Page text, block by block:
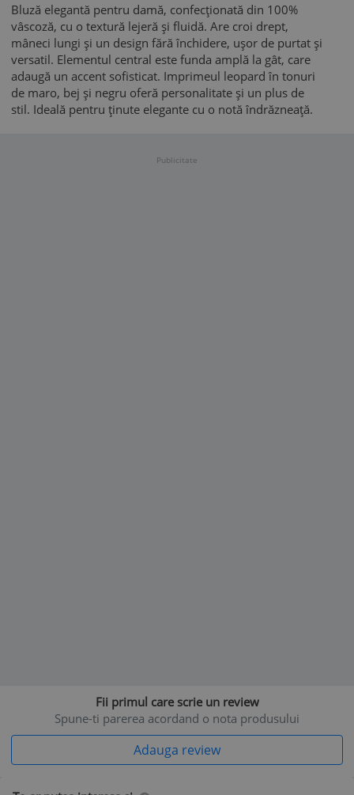
Bluză elegantă pentru damă, confecționată din 100%
vâscoză, cu o textură lejeră și fluidă. Are croi drept,
mâneci lungi și un design fără închidere, ușor de purtat și
versatil. Elementul central este funda amplă la gât, care
adaugă un accent sofisticat. Imprimeul leopard în tonuri
de maro, bej și negru oferă personalitate și un plus de
stil. Ideală pentru ținute elegante cu o notă îndrăzneață.
Publicitate
Fii primul care scrie un review
Spune-ti parerea acordand o nota produsului
Adauga review